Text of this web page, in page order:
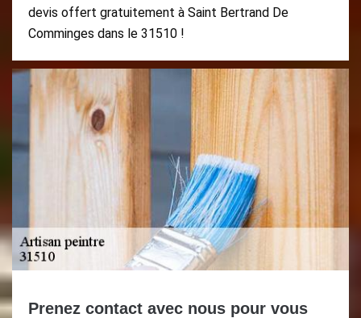
devis offert gratuitement à Saint Bertrand De
Comminges dans le 31510 !
Prenez contact avec nous pour vous